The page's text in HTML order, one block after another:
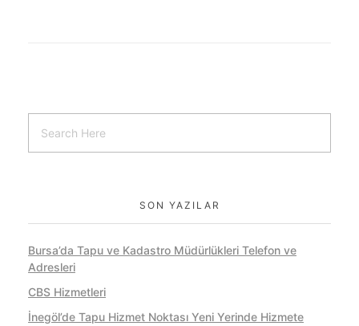
SON YAZILAR
Bursa’da Tapu ve Kadastro Müdürlükleri Telefon ve
Adresleri
CBS Hizmetleri
İnegöl’de Tapu Hizmet Noktası Yeni Yerinde Hizmete